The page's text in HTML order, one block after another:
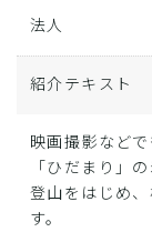
法人
紹介テキスト
映画撮影など
「ひだまり」
登山をはじめ
す。